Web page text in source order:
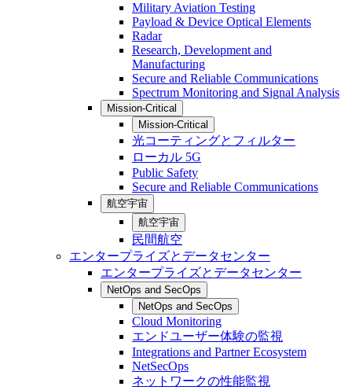
Military Aviation Testing
Payload & Device Optical Elements
Radar
Research, Development and
Manufacturing
Secure and Reliable Communications
Spectrum Monitoring and Signal Analysis
Mission-Critical
Mission-Critical
光コーティングとフィルター
ローカル 5G
Public Safety
Secure and Reliable Communications
航空宇宙
航空宇宙
民間航空
エンタープライズとデータセンター
エンタープライズとデータセンター
NetOps and SecOps
NetOps and SecOps
Cloud Monitoring
エンドユーザー体験の監視
Integrations and Partner Ecosystem
NetSecOps
ネットワークの性能監視